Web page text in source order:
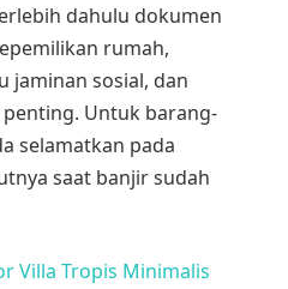
dahulu dokumen
rumah,
jaminan sosial, dan
Untuk barang-
selamatkan pada
saat banjir sudah
Villa Tropis Minimalis